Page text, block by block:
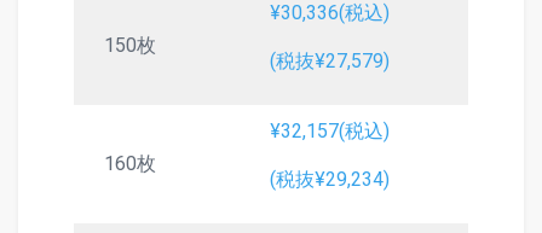
150枚
¥30,336(税込)
(税抜¥27,579)
160枚
¥32,157(税込)
(税抜¥29,234)